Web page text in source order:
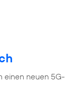
einen neuen 5G-